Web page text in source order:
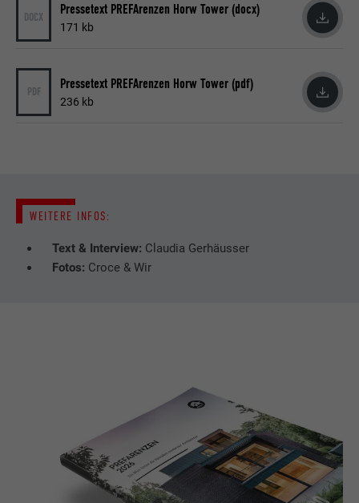
DOCX Pressetext PREFArenzen Horw Tower (docx)
171 kb
PDF Pressetext PREFArenzen Horw Tower (pdf)
236 kb
WEITERE INFOS:
Text & Interview: Claudia Gerhäusser
Fotos: Croce & Wir